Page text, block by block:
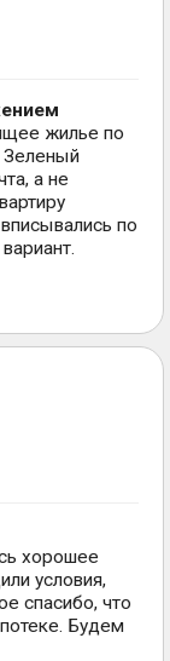
жилье по
Зеленый
а не
по
хорошее
условия,
спасибо, что
Будем